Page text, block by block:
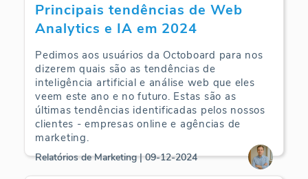
Principais tendências de Web
Analytics e IA em 2024
Pedimos aos usuários da Octoboard para nos
dizerem quais são as tendências de
inteligência artificial e análise web que eles
veem este ano e no futuro. Estas são as
últimas tendências identificadas pelos nossos
clientes - empresas online e agências de
marketing.
Relatórios de Marketing | 09-12-2024